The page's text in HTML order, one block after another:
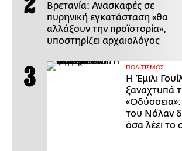
Βρετανία: Ανασκαφές σε
πυρηνική εγκατάσταση «θα
αλλάξουν την προϊστορία»,
υποστηρίζει αρχαιολόγος
ΠΟΛΙΤΙΣΜΟΣ
Η Έμιλι
ξαναχτυπά
του Νόλαν
όσα λέει το